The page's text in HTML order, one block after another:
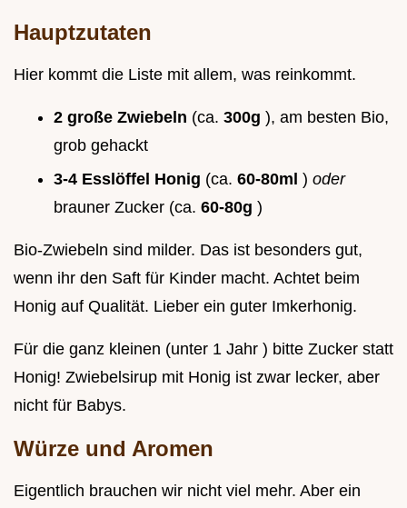
Hauptzutaten
Hier kommt die Liste mit allem, was reinkommt.
2 große Zwiebeln (ca. 300g ), am besten Bio,
grob gehackt
3-4 Esslöffel Honig (ca. 60-80ml ) oder
brauner Zucker (ca. 60-80g )
Bio-Zwiebeln sind milder. Das ist besonders gut,
wenn ihr den Saft für Kinder macht. Achtet beim
Honig auf Qualität. Lieber ein guter Imkerhonig.
Für die ganz kleinen (unter 1 Jahr ) bitte Zucker statt
Honig! Zwiebelsirup mit Honig ist zwar lecker, aber
nicht für Babys.
Würze und Aromen
Eigentlich brauchen wir nicht viel mehr. Aber ein